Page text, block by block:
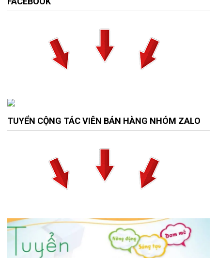
TUYỂN CỘNG TÁC VIÊN BÁN HÀNG NHÓM ZALO